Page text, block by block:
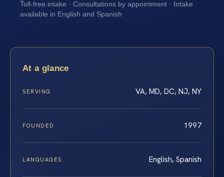
Toll-free intake · Consultations by appointment · Intake
available in English and Spanish
At a glance
SERVING VA, MD, DC, NJ, NY
FOUNDED 1997
LANGUAGES English, Spanish